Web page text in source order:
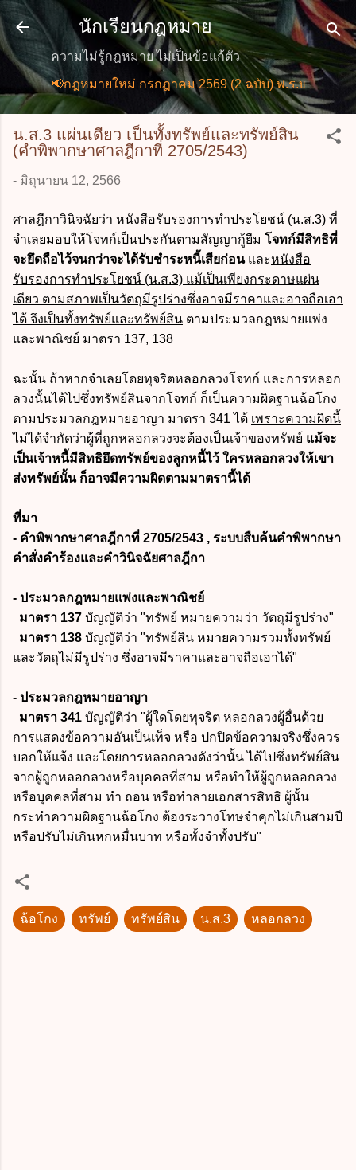
ข้ามไปที่เนื้อหาหลัก
นักเรียนกฎหมาย
ความไม่รู้กฎหมาย ไม่เป็นข้อแก้ตัว
📢กฎหมายใหม่ กรกฎาคม 2569 (2 ฉบับ) พ.ร.บ.การอำนว
น.ส.3 แผ่นเดียว เป็นทั้งทรัพย์และทรัพย์สิน
(คำพิพากษาศาลฎีกาที่ 2705/2543)
- มิถุนายน 12, 2566
ศาลฎีกาวินิจฉัยว่า หนังสือรับรองการทำประโยชน์ (น.ส.3) ที่
จำเลยมอบให้โจทก์เป็นประกันตามสัญญากู้ยืม โจทก์มีสิทธิที่
จะยึดถือไว้จนกว่าจะได้รับชำระหนี้เสียก่อนและหนังสือ
รับรองการทำประโยชน์ (น.ส.3) แม้เป็นเพียงกระดาษแผ่น
เดียว ตามสภาพเป็นวัตถุมีรูปร่างซึ่งอาจมีราคาและอาจถือเอา
ได้ จึงเป็นทั้งทรัพย์และทรัพย์สิน ตามประมวลกฎหมายแพ่ง
และพาณิชย์ มาตรา 137, 138
ฉะนั้น ถ้าหากจำเลยโดยทุจริตหลอกลวงโจทก์ และการหลอก
ลวงนั้นได้ไปซึ่งทรัพย์สินจากโจทก์ ก็เป็นความผิดฐานฉ้อโกง
ตามประมวลกฎหมายอาญา มาตรา 341 ได้ เพราะความผิดนี้
ไม่ได้จำกัดว่าผู้ที่ถูกหลอกลวงจะต้องเป็นเจ้าของทรัพย์ แม้จะ
เป็นเจ้าหนี้มีสิทธิยึดทรัพย์ของลูกหนี้ไว้ ใครหลอกลวงให้เขา
ส่งทรัพย์นั้น ก็อาจมีความผิดตามมาตรานี้ได้
ที่มา
- คำพิพากษาศาลฎีกาที่ 2705/2543 , ระบบสืบค้นคำพิพากษา
คำสั่งคำร้องและคำวินิจฉัยศาลฎีกา
- ประมวลกฎหมายแพ่งและพาณิชย์
มาตรา 137 บัญญัติว่า "ทรัพย์ หมายความว่า วัตถุมีรูปร่าง"
มาตรา 138 บัญญัติว่า "ทรัพย์สิน หมายความรวมทั้งทรัพย์
และวัตถุไม่มีรูปร่าง ซึ่งอาจมีราคาและอาจถือเอาได้"
- ประมวลกฎหมายอาญา
มาตรา 341 บัญญัติว่า "ผู้ใดโดยทุจริต หลอกลวงผู้อื่นด้วย
การแสดงข้อความอันเป็นเท็จ หรือ ปกปิดข้อความจริงซึ่งควร
บอกให้แจ้ง และโดยการหลอกลวงดังว่านั้น ได้ไปซึ่งทรัพย์สิน
จากผู้ถูกหลอกลวงหรือบุคคลที่สาม หรือทำให้ผู้ถูกหลอกลวง
หรือบุคคลที่สาม ทำ ถอน หรือทำลายเอกสารสิทธิ ผู้นั้น
กระทำความผิดฐานฉ้อโกง ต้องระวางโทษจำคุกไม่เกินสามปี
หรือปรับไม่เกินหกหมื่นบาท หรือทั้งจำทั้งปรับ"
ฉ้อโกง ทรัพย์ ทรัพย์สิน น.ส.3 หลอกลวง